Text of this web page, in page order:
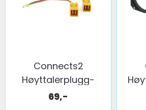
Connects2
Høyttalerplugg-
adaptere ...
69,-